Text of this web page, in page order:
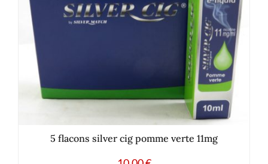
5 flacons silver cig pomme verte 11mg